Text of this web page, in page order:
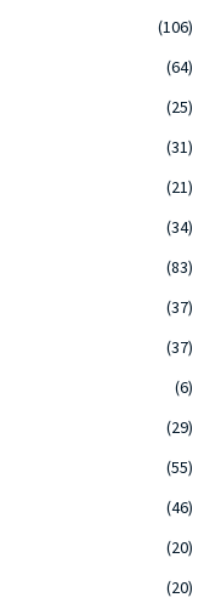
(106)
(64)
(25)
(31)
(21)
(34)
(83)
(37)
(37)
(6)
(29)
(55)
(46)
(20)
(20)